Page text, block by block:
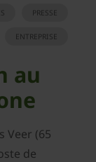
PRESSE
ENTREPRISE
au
Veer (65
de